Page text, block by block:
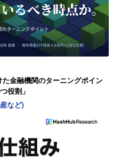
金融機関のターニングポイン
役割」
など)